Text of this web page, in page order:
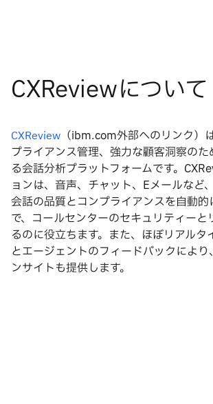
CXReview （ibm.com外部へのリンク）
プライアンス管理、強力な顧客洞察の
る会話分析プラットフォームです。
ョンは、音声、チャット、Eメールなど
会話の品質とコンプライアンスを自動
で、コールセンターのセキュリティーと
るのに役立ちます。また、ほぼリアルタ
とエージェントのフィードバックによ
ンサイトも提供します。